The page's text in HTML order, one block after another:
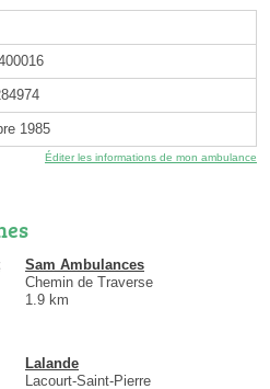
1985
Éditer les informations de mon ambulance
Sam Ambulances
Chemin de Traverse
1.9 km
Lalande
Lacourt-Saint-Pierre